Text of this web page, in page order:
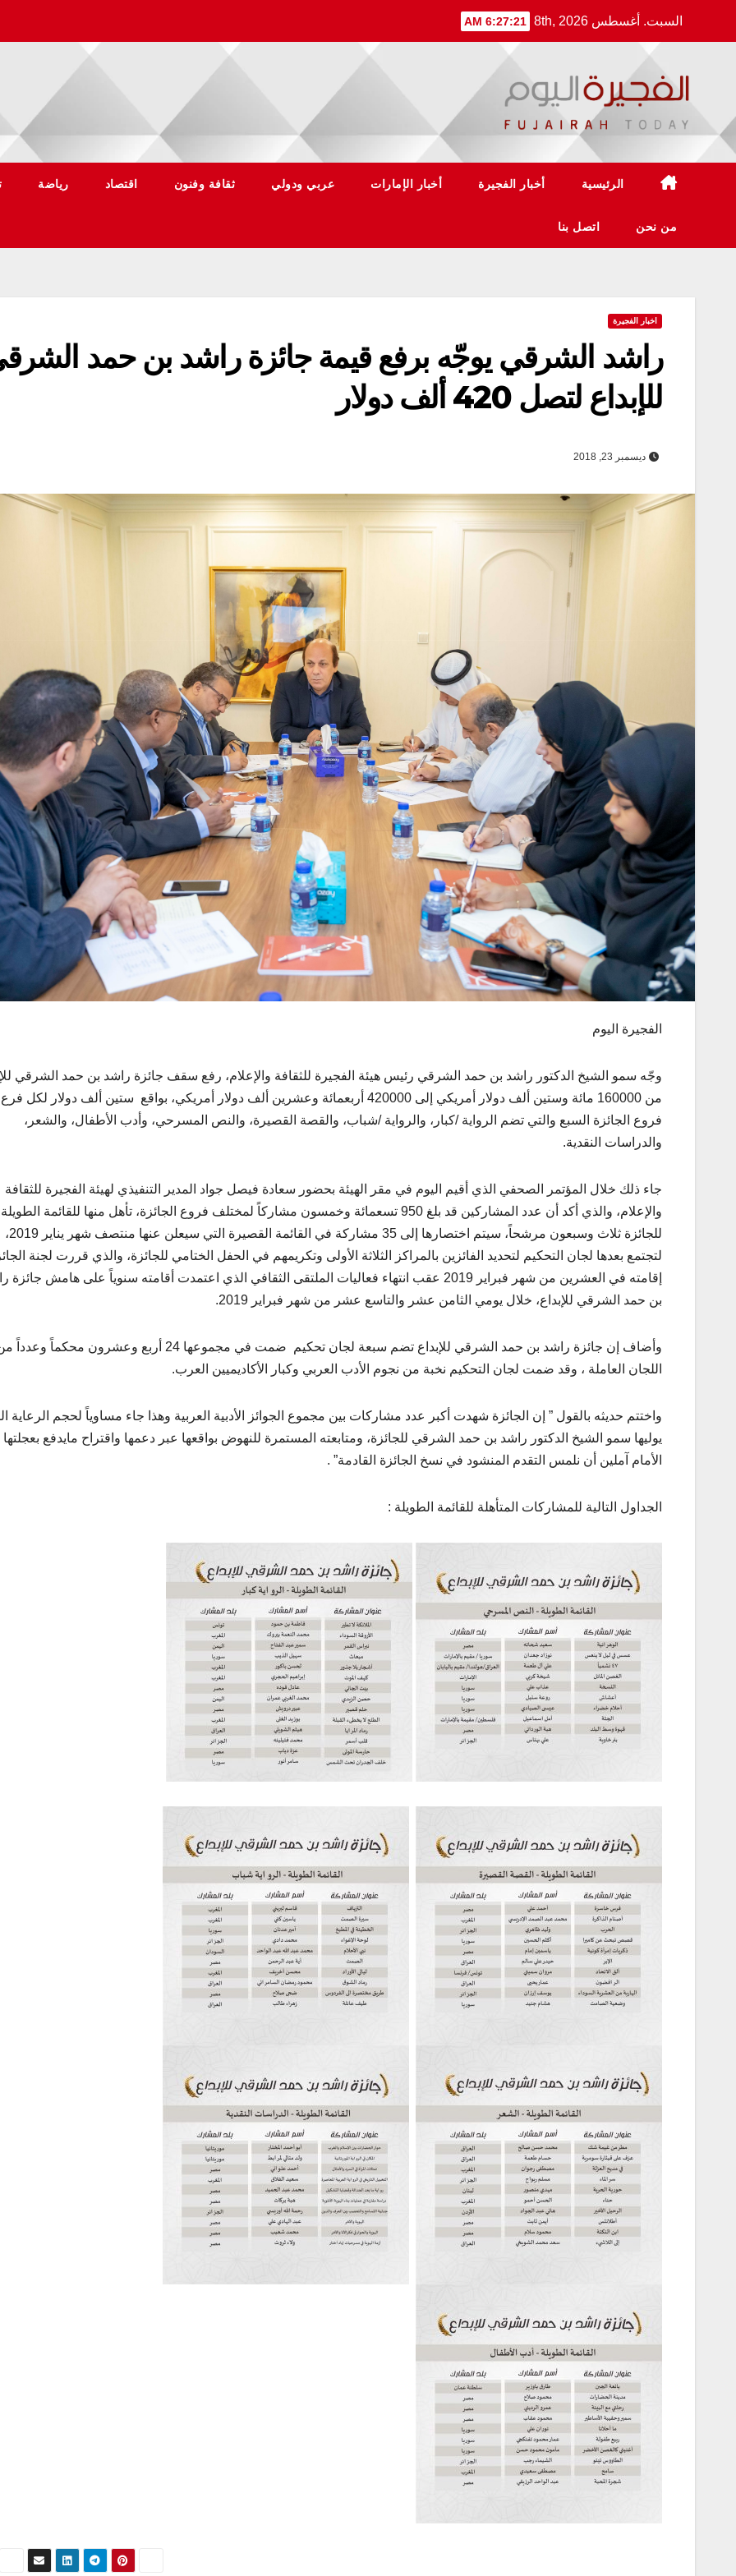
السبت. أغسطس 8th, 2026 6:27:22 AM
الرئيسية أخبار الفجيرة أخبار الإمارات عربي ودولي ثقافة وفنون اقتصاد رياضة
من نحن اتصل بنا
اخبار الفجيرة
راشد الشرقي يوجّه برفع قيمة جائزة راشد بن حمد
للإبداع لتصل 420 ألف دولار
ديسمبر 23, 2018
الفجيرة اليوم
وجّه سمو الشيخ الدكتور راشد بن حمد الشرقي رئيس هيئة الفجيرة للثقافة والإعلام، رفع سقف جائزة راشد بن حمد الشرقي
من 160000 مائة وستين ألف دولار أمريكي إلى 420000 أربعمائة وعشرين ألف دولار أمريكي، بواقع
ستين ألف دولار لكل
فروع الجائزة السبع والتي تضم الرواية /كبار، والرواية /شباب، والقصة القصيرة، والنص المسرحي، وأدب الأطفال، والشعر،
والدراسات النقدية.
جاء ذلك خلال المؤتمر الصحفي الذي أقيم اليوم في مقر الهيئة بحضور سعادة فيصل جواد المدير التنفيذي لهيئة الفجيرة للثقافة
والإعلام، والذي أكد أن عدد المشاركين قد بلغ 950 تسعمائة وخمسون مشاركاً لمختلف فروع الجائزة، تأهل منها للقائمة الطويلة
للجائزة ثلاث وسبعون مرشحاً، سيتم اختصارها إلى 35 مشاركة في القائمة القصيرة التي سيعلن عنها منتصف شهر يناير 2019،
لتجتمع بعدها لجان التحكيم لتحديد الفائزين بالمراكز الثلاثة الأولى وتكريمهم في الحفل الختامي للجائزة، والذي قررت لجنة
إقامته في العشرين من شهر فبراير 2019 عقب انتهاء فعاليات الملتقى الثقافي الذي اعتمدت أقامته سنوياً على هامش
بن حمد الشرقي للإبداع، خلال يومي الثامن عشر والتاسع عشر من شهر فبراير 2019.
وأضاف إن جائزة راشد بن حمد الشرقي للإبداع تضم سبعة لجان تحكيم
ضمت في مجموعها 24 أربع وعشرون محكماً وعدداً
اللجان العاملة ، وقد ضمت لجان التحكيم نخبة من نجوم الأدب العربي وكبار الأكاديميين العرب.
واختتم حديثه بالقول ” إن الجائزة شهدت أكبر عدد مشاركات بين مجموع الجوائز الأدبية العربية وهذا جاء مساوياً لحجم الرعاية
يوليها سمو الشيخ الدكتور راشد بن حمد الشرقي للجائزة، ومتابعته المستمرة للنهوض بواقعها عبر دعمها واقتراح مايدفع بعجلتها
الأمام آملين أن نلمس التقدم المنشود في نسخ الجائزة القادمة” .
الجداول التالية للمشاركات المتأهلة للقائمة الطويلة :